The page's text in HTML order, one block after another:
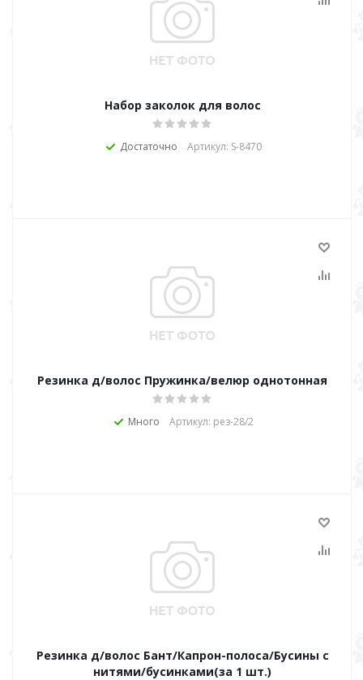
Набор заколок для волос
Достаточно Артикул: S-8470
Резинка д/волос Пружинка/велюр однотонная
Много Артикул: рез-28/2
Резинка д/волос Бант/Капрон-полоса/Бусины с
нитями/бусинками(за 1 шт.)